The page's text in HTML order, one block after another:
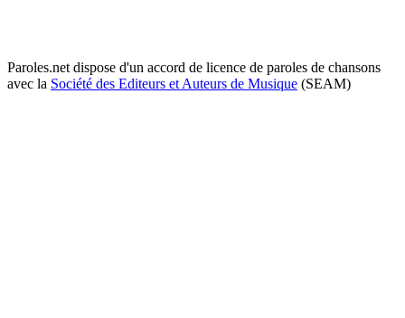
Paroles.net dispose d'un accord de licence de paroles de chansons
avec la Société des Editeurs et Auteurs de Musique (SEAM)